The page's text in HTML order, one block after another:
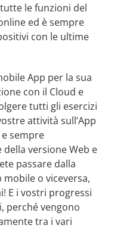
le funzioni del
ed è sempre
con le ultime
App per la sua
con il Cloud e
tutti gli esercizi
attività sull’App
sempre
versione Web e
passare dalla
mobile o viceversa,
E i vostri progressi
perché vengono
tra i vari